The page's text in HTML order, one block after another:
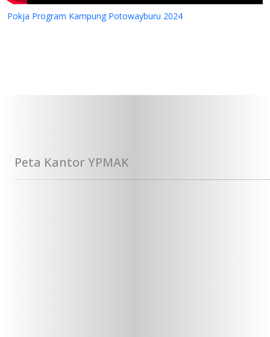
Pokja Program Kampung Potowayburu 2024
Peta Kantor YPMAK